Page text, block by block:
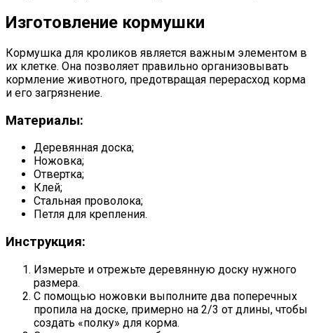
Изготовление кормушки
Кормушка для кроликов является важным элементом в
их клетке. Она позволяет правильно организовывать
кормление животного, предотвращая перерасход корма
и его загрязнение.
Материалы:
Деревянная доска;
Ножовка;
Отвертка;
Клей;
Стальная проволока;
Петля для крепления.
Инструкция:
Измерьте и отрежьте деревянную доску нужного
размера.
С помощью ножовки выполните два поперечных
пропила на доске, примерно на 2/3 от длины, чтобы
создать «полку» для корма.